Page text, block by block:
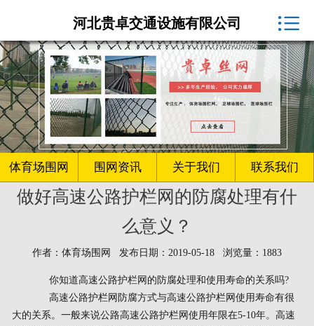
体育场围网厂家
球场围网
客户案例
围网资讯
生产车间
关于我们
河北贵卓交通设施有限公司 
体育场围网 围网资讯 关于我们 联系我们
做好高速公路护栏网的防腐处理有什
么意义？
作者：体育场围网 发布日期：2019-05-18 浏览量：1883
你知道高速公路护栏网的防腐处理和使用寿命的关系吗?
高速公路护栏网防腐方式与高速公路护栏网使用寿命有很
大的关系。一般来说公路高速公路护栏网使用年限在5-10年。高速